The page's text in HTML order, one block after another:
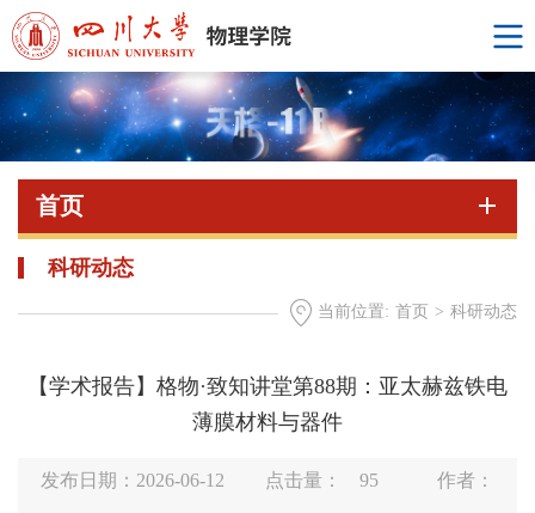
首页
科研动态
当前位置: 首页 > 科研动态
【学术报告】格物·致知讲堂第88期：亚太赫兹铁电
薄膜材料与器件
发布日期：2026-06-12 点击量： 95 作者：